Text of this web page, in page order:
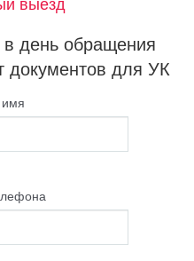
день обращения
для УК